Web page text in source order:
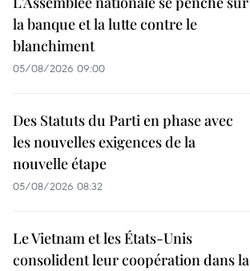
la banque et la lutte contre le
blanchiment
05/08/2026 09:00
Des Statuts du Parti en phase avec
les nouvelles exigences de la
nouvelle étape
05/08/2026 08:32
Le Vietnam et les États-Unis
consolident leur coopération dans la